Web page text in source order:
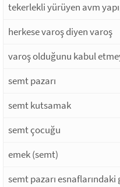
tekerlekli yürüyen avm
herkese varoş diyen varoş
varoş olduğunu kabul
semt pazarı
semt kutsamak
semt çocuğu
emek (semt)
semt pazarı esnaflarındaki